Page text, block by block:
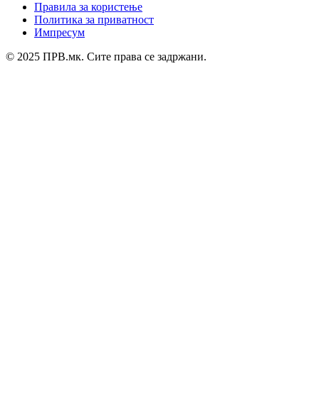
Правила за користење
Политика за приватност
Импресум
© 2025 ПРВ.мк. Сите права се задржани.